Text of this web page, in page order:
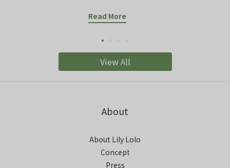
Read More
View All
About
About Lily Lolo
Concept
Press